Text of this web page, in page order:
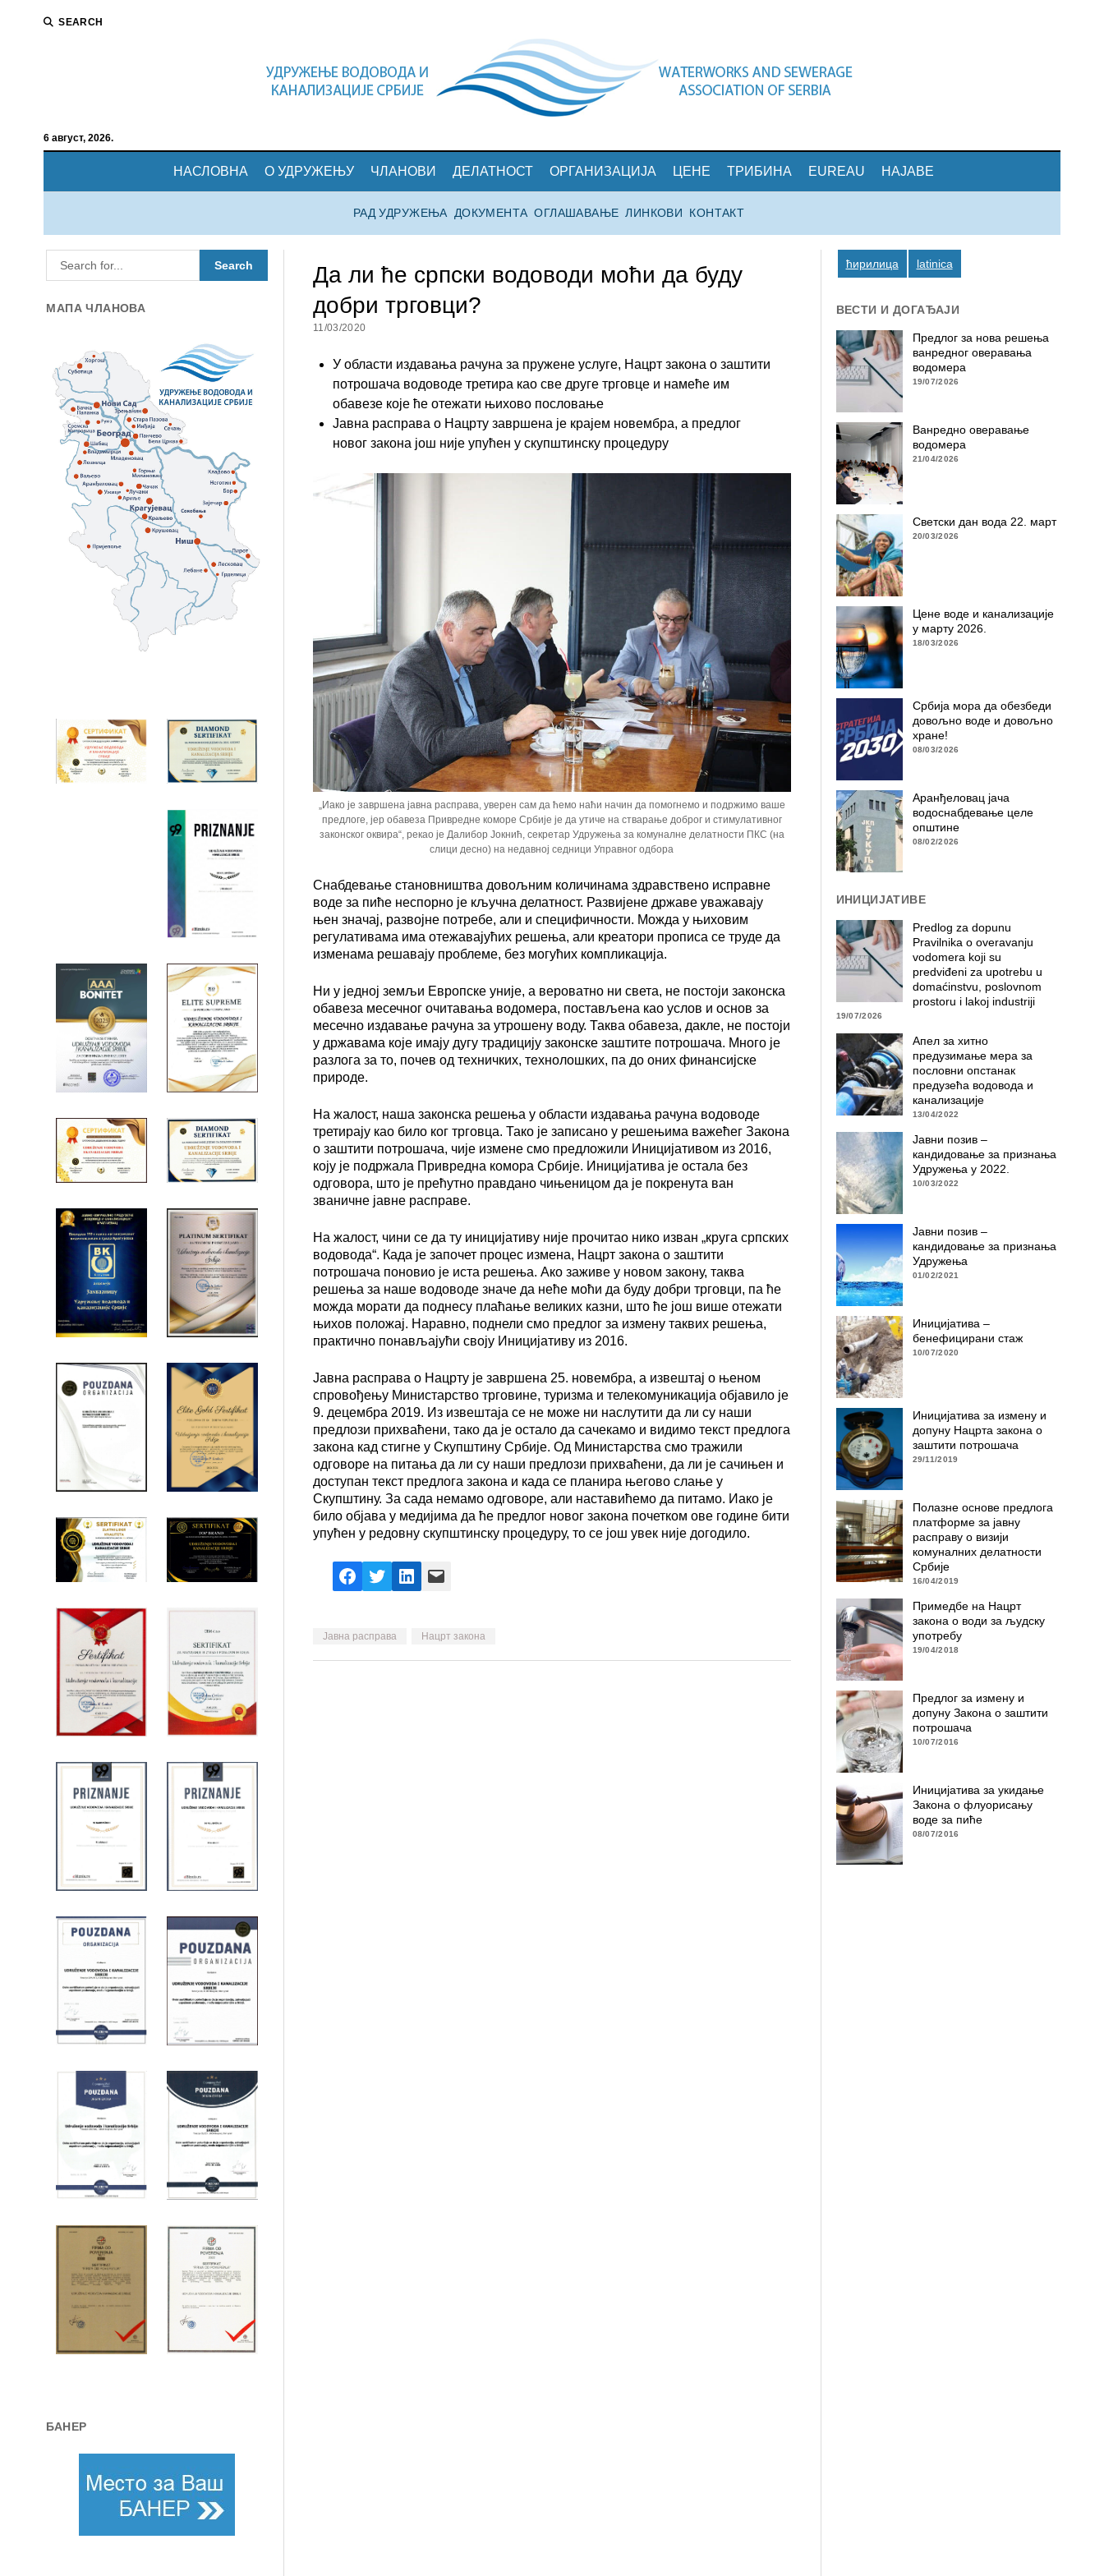
SEARCH
6 август, 2026.
НАСЛОВНА О УДРУЖЕЊУ ЧЛАНОВИ ДЕЛАТНОСТ ОРГАНИЗАЦИЈА ЦЕНЕ ТРИБИНА EUREAU НАЈАВЕ
РАД УДРУЖЕЊА ДОКУМЕНТА ОГЛАШАВАЊЕ ЛИНКОВИ КОНТАКТ
МАПА ЧЛАНОВА
БАНЕР
Да ли ће српски водоводи моћи да буду
добри трговци?
11/03/2020
У области издавања рачуна за пружене услуге, Нацрт закона о заштити
потрошача водоводе третира као све друге трговце и намеће им
обавезе које ће отежати њихово пословање
Јавна расправа о Нацрту завршена је крајем новембра, а предлог
новог закона још није упућен у скупштинску процедуру
„Иако је завршена јавна расправа, уверен сам да ћемо наћи начин да помогнемо и подржимо ваше
предлоге, јер обавеза Привредне коморе Србије је да утиче на стварање доброг и стимулативног
законског оквира“, рекао је Далибор Јокнић, секретар Удружења за комуналне делатности ПКС (на
слици десно) на недавној седници Управног одбора
Снабдевање становништва довољним количинама здравствено исправне
воде за пиће неспорно је кључна делатност. Развијене државе уважавају
њен значај, развојне потребе, али и специфичности. Можда у њиховим
регулативама има отежавајућих решења, али креатори прописа се труде да
изменама решавају проблеме, без могућих компликација.
Ни у једној земљи Европске уније, а вероватно ни света, не постоји законска
обавеза месечног очитавања водомера, постављена као услов и основ за
месечно издавање рачуна за утрошену воду. Таква обавеза, дакле, не постоји
у државама које имају дугу традицију законске заштите потрошача. Много је
разлога за то, почев од техничких, технолошких, па до оних финансијске
природе.
На жалост, наша законска решења у области издавања рачуна водоводе
третирају као било ког трговца. Тако је записано у решењима важећег Закона
о заштити потрошача, чије измене смо предложили Иницијативом из 2016,
коју је подржала Привредна комора Србије. Иницијатива је остала без
одговора, што је прећутно правдано чињеницом да је покренута ван
званичне јавне расправе.
На жалост, чини се да ту иницијативу није прочитао нико изван „круга српских
водовода“. Када је започет процес измена, Нацрт закона о заштити
потрошача поновио је иста решења. Ако заживе у новом закону, таква
решења за наше водоводе значе да неће моћи да буду добри трговци, па ће
можда морати да поднесу плаћање великих казни, што ће још више отежати
њихов положај. Наравно, поднели смо предлог за измену таквих решења,
практично понављајући своју Иницијативу из 2016.
Јавна расправа о Нацрту је завршена 25. новембра, а извештај о њеном
спровођењу Министарство трговине, туризма и телекомуникација објавило је
9. децембра 2019. Из извештаја се не може ни наслутити да ли су наши
предлози прихваћени, тако да је остало да сачекамо и видимо текст предлога
закона кад стигне у Скупштину Србије. Од Министарства смо тражили
одговоре на питања да ли су наши предлози прихваћени, да ли је сачињен и
доступан текст предлога закона и када се планира његово слање у
Скупштину. За сада немамо одговоре, али наставићемо да питамо. Иако је
било објава у медијима да ће предлог новог закона почетком ове године бити
упућен у редовну скупштинску процедуру, то се још увек није догодило.
Facebook
X LinkedIn
Mail
Јавна расправа Нацрт закона
ћирилица latinica
ВЕСТИ И ДОГАЂАЈИ
Предлог за нова решења
ванредног оверавања
водомера
19/07/2026
Ванредно оверавање
водомера
21/04/2026
Светски дан вода 22. март
20/03/2026
Цене воде и канализације
у марту 2026.
18/03/2026
Србија мора да обезбеди
довољно воде и довољно
хране!
08/03/2026
Аранђеловац јача
водоснабдевање целе
општине
08/02/2026
ИНИЦИЈАТИВЕ
Predlog za dopunu
Pravilnika o overavanju
vodomera koji su
predviđeni za upotrebu u
domaćinstvu, poslovnom
prostoru i lakoj industriji
19/07/2026
Апел за хитно
предузимање мера за
пословни опстанак
предузећа водовода и
канализације
13/04/2022
Јавни позив –
кандидовање за признања
Удружења у 2022.
10/03/2022
Јавни позив –
кандидовање за признања
Удружења
01/02/2021
Иницијатива –
бенефицирани стаж
10/07/2020
Иницијатива за измену и
допуну Нацрта закона о
заштити потрошача
29/11/2019
Пoлaзнe oснoвe прeдлoгa
плaтфoрмe зa jaвну
рaспрaву o визиjи
кoмунaлних дeлaтнoсти
Србиje
16/04/2019
Примедбе на Нацрт
закона о води за људску
употребу
19/04/2018
Предлог за измену и
допуну Закона о заштити
потрошача
10/07/2016
Иницијатива за укидање
Закона о флуорисању
воде за пиће
08/07/2016